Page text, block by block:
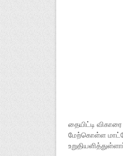
தையிட்டி
மேற்கொள்ள